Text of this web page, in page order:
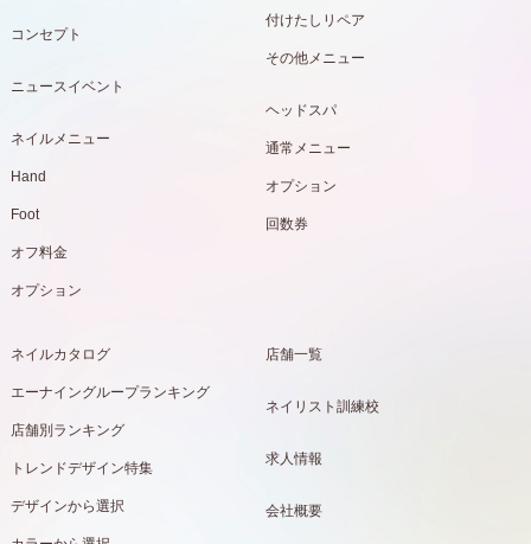
コンセプト
ニュースイベント
ネイルメニュー
Hand
Foot
オフ料金
オプション
付けたしリペア
その他メニュー
ヘッドスパ
通常メニュー
オプション
回数券
ネイルカタログ
エーナイングループランキング
店舗別ランキング
トレンドデザイン特集
デザインから選択
店舗一覧
ネイリスト訓練校
求人情報
会社概要